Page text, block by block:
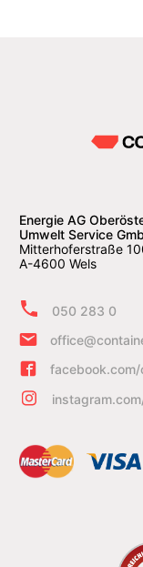
Energie AG
Umwelt Service
Mitterhoferstraße
A-4600 Wels
050 283 0